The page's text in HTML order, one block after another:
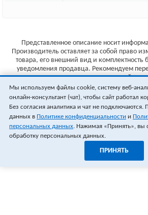
Представленное описание носит
Производитель оставляет за собой право
товара, его внешний вид и комплектность
уведомления продавца. Рекомендуем
характеристики товара на сайте
Указанные цены не являются публичной
Стоимость и наличие товара
Мы используем файлы cookie, систему веб-
онлайн-консультант (чат), чтобы сайт работал
Без согласия аналитика и чат не
данных в Политике конфиденциальности и
персональных данных. Нажимая «Принять», вы
обработку персональных данных.
ПРИНЯТЬ